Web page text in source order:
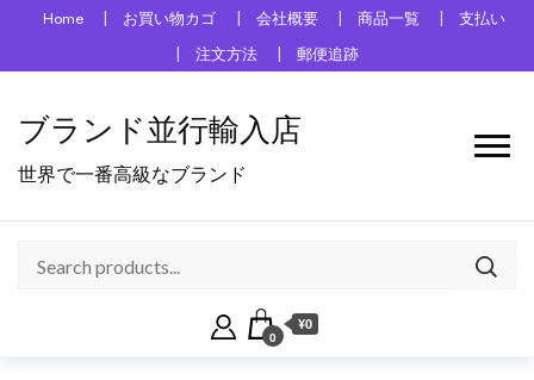
Home お買い物カゴ 会社概要 商品一覧
支払い
注文方法
郵便追跡
ブランド並行輸入店
世界で一番高級なブランド
0
¥0